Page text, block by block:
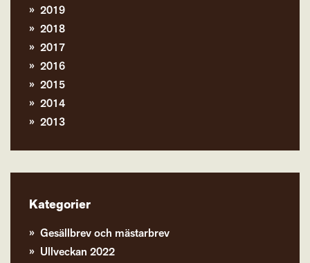
2019
2018
2017
2016
2015
2014
2013
Kategorier
Gesällbrev och mästarbrev
Ullveckan 2022